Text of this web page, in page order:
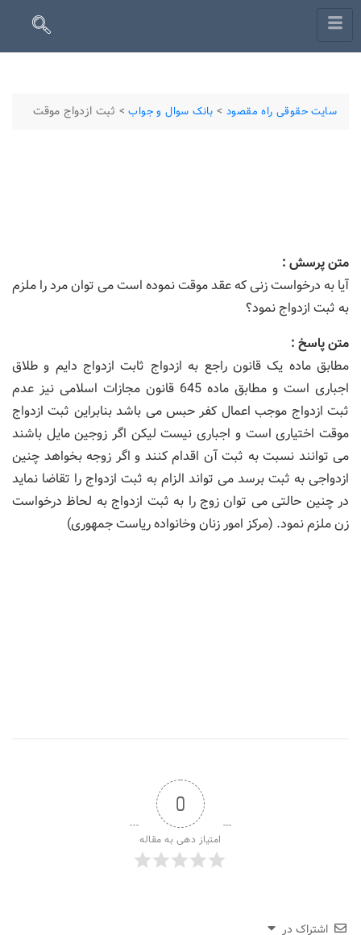
سایت حقوقی راه مقصود > بانک سوال و جواب> ثبت ازدواج موقت
متن پرسش :
آیا به درخواست زنی که عقد موقت نموده است می توان مرد را ملزم
به ثبت ازدواج نمود؟
متن پاسخ :
مطابق ماده یک قانون راجع به ازدواج ثابت ازدواج دایم و طلاق
اجباری است و مطابق ماده 645 قانون مجازات اسلامی نیز عدم
ثبت ازدواج موجب اعمال کفر حبس می باشد بنابراین ثبت ازدواج
موقت اختیاری است و اجباری نیست لیکن اگر زوجین مایل باشند
می توانند نسبت به ثبت آن اقدام کنند و اگر زوجه بخواهد چنین
ازدواجی به ثبت برسد می تواند الزام به ثبت ازدواج را تقاضا نماید
در چنین حالتی می توان زوج را به ثبت ازدواج به لحاظ درخواست
زن ملزم نمود. (مرکز امور زنان وخانواده ریاست جمهوری)
0
امتیاز دهی به مقاله
اشتراک در